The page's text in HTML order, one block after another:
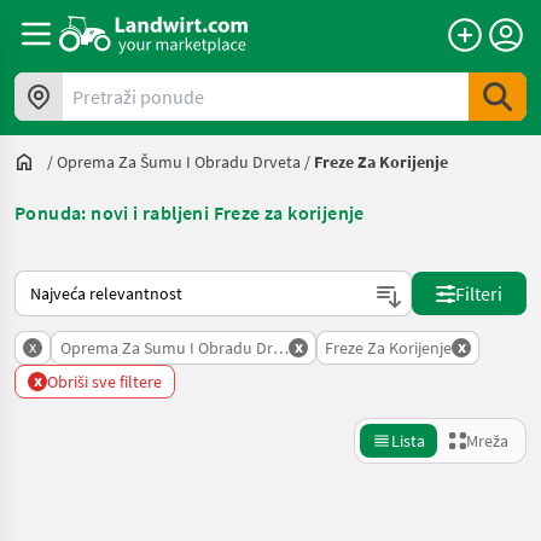
Pretraži ponude
/Oprema Za Šumu I Obradu Drveta / Freze Za Korijenje
Ponuda: novi i rabljeni Freze za korijenje
Način na koji sortira Landwirt.com
Filteri
x Oprema Za Sumu I Obradu Drveta
x Freze Za Korijenje x
x Obriši sve filtere
Lista Mreža